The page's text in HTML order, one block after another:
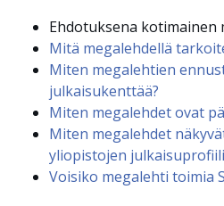
Ehdotuksena kotimainen
Mitä megalehdellä
Miten megalehtien
julkaisukenttää?
Miten megalehdet ovat
Miten megalehdet
yliopistojen
Voisiko megalehti toimia